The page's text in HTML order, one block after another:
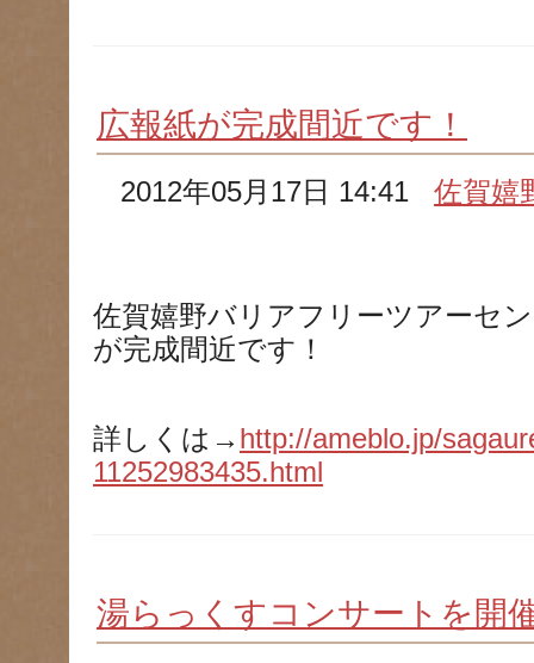
広報紙が完成間近です！
2012年05月17日 14:41佐賀嬉
佐賀嬉野バリアフリーツアーセ
が完成間近です！
詳しくは→ http://ameblo.jp/
11252983435.html
湯らっくすコンサートを開